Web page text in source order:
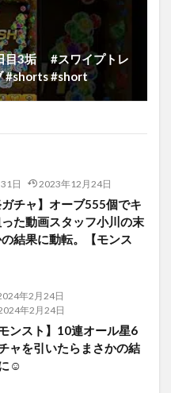
目3垢 #スワイプトレ
#shorts #short
日 2023年12月24日
ガチャ】オーブ555個でキ
た動画スタッフ小川の末
結果に動転。【モンス
年2月24日
年2月24日
ンスト】10連オール星6
ャを引いたらまさかの結
☺️